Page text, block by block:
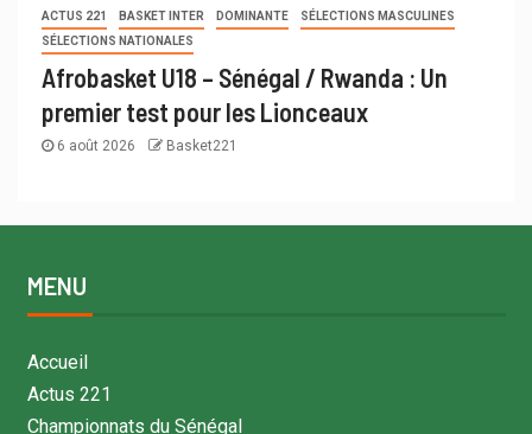
ACTUS 221 BASKET INTER DOMINANTE
SÉLECTIONS MASCULINES
SÉLECTIONS NATIONALES
Afrobasket U18 – Sénégal / Rwanda : Un
premier test pour les Lionceaux
6 août 2026 Basket221
MENU
Accueil
Actus 221
Championnats du Sénégal